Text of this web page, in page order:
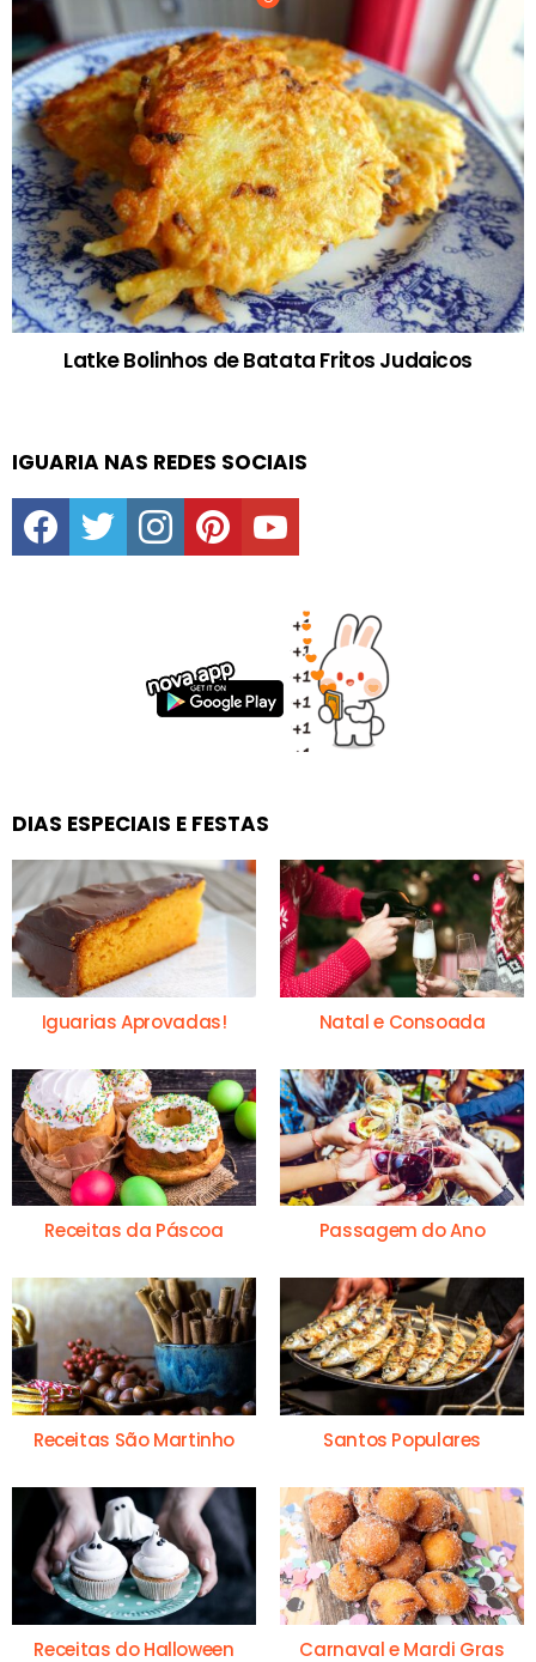
Latke Bolinhos de Batata Fritos Judaicos
IGUARIA NAS REDES SOCIAIS
facebooktwitter instagrampinterestyoutube
DIAS ESPECIAIS E FESTAS
Iguarias Aprovadas! Natal e Consoada
Receitas da Páscoa Passagem do Ano
Receitas São Martinho Santos Populares
Receitas do Halloween Carnaval e Mardi Gras